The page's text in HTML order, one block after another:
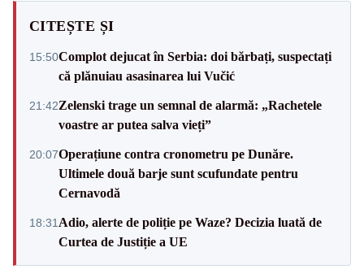
CITEȘTE ȘI
15:50Complot dejucat în Serbia: doi bărbați, suspectați
că plănuiau asasinarea lui Vučić
21:42Zelenski trage un semnal de alarmă: „Rachetele
voastre ar putea salva vieți”
20:07Operațiune contra cronometru pe Dunăre.
Ultimele două barje sunt scufundate pentru
Cernavodă
18:31 Adio, alerte de poliție pe Waze? Decizia luată de
Curtea de Justiție a UE